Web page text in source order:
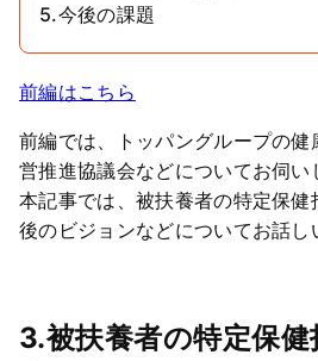
5.今後の課題
前編はこちら
前編では、トッパングループの
営推進協議会などについてお伺い
本記事では、被扶養者の特定保
後のビジョンなどについてお話し
3.被扶養者の特定保